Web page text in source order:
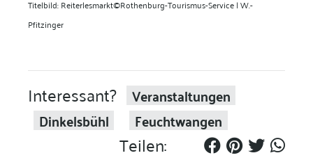
Titelbild: Reiterlesmarkt©Rothenburg-Tourismus-Service | W.-
Pfitzinger
Interessant?
Veranstaltungen
Dinkelsbühl
Feuchtwangen
Teilen: